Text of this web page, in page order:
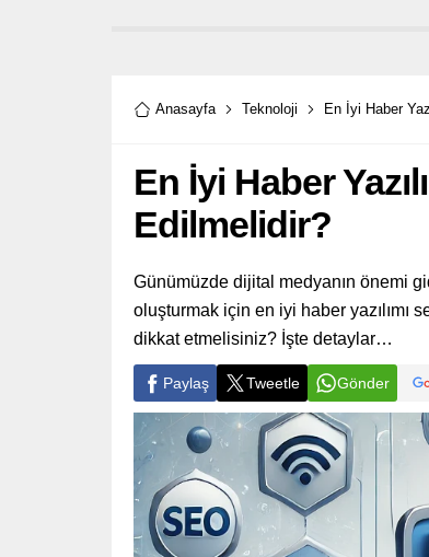
Anasayfa Teknoloji En İyi Haber
En İyi Haber
Edilmelidir?
Günümüzde dijital medyanın önemi
oluşturmak için en iyi haber yazılımı
dikkat etmelisiniz? İşte detaylar…
Paylaş Tweetle Gönder